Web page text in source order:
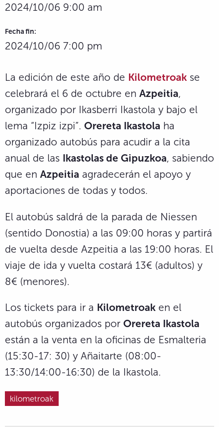
2024/10/06 9:00 am
Fecha fin:
2024/10/06 7:00 pm
La edición de este año de Kilometroak se
celebrará el 6 de octubre en Azpeitia,
organizado por Ikasberri Ikastola y bajo el
lema “Izpiz izpi”. Orereta Ikastola ha
organizado autobús para acudir a la cita
anual de las Ikastolas de Gipuzkoa, sabiendo
que en Azpeitia agradecerán el apoyo y
aportaciones de todas y todos.
El autobús saldrá de la parada de Niessen
(sentido Donostia) a las 09:00 horas y partirá
de vuelta desde Azpeitia a las 19:00 horas. El
viaje de ida y vuelta costará 13€ (adultos) y
8€ (menores).
Los tickets para ir a Kilometroak en el
autobús organizados por Orereta Ikastola
están a la venta en la oficinas de Esmalteria
(15:30-17: 30) y Añaitarte (08:00-
13:30/14:00-16:30) de la Ikastola.
kilometroak